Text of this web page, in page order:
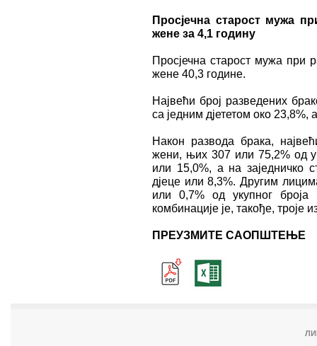
Просјечна старост мужа
жене за 4,1 годину
Просјечна старост мужа при
жене 40,3 године.
Највећи број разведених
са једним дјететом око
Након развода брака,
жени, њих 307 или 75,2% од
или 15,0%, а на заједничко
дјеце или 8,3%. Другим
или 0,7% од укупног броја
комбинације је, такође, троје
ПРЕУЗМИТЕ САОПШТЕЊЕ